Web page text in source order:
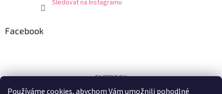
Používáme cookies, abychom Vám umožnili pohodlné
Sledovat na Instagramu
Facebook
FACEBOOK